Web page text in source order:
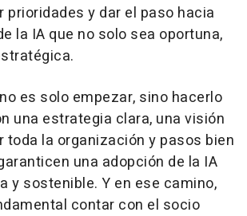
prioridades y dar el paso hacia
la IA que no solo sea oportuna,
es solo empezar, sino hacerlo
una estrategia clara, una visión
toda la organización y pasos bien
una adopción de la IA
y sostenible. Y en ese camino,
contar con el socio